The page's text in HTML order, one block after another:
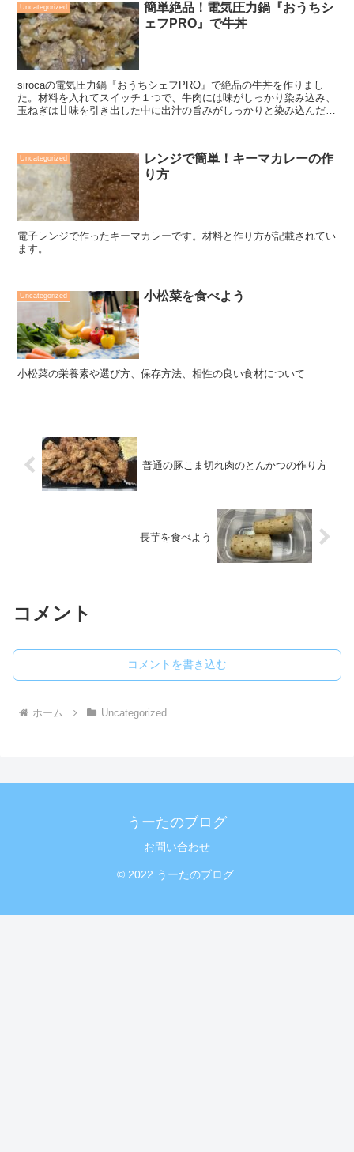
Uncategorized
簡単絶品！電気圧力鍋『おうちシ
ェフPRO』で牛丼
sirocaの電気圧力鍋『おうちシェフPRO』で絶品の牛丼を作りまし
た。材料を入れてスイッチ１つで、牛肉には味がしっかり染み込み、
玉ねぎは甘味を引き出した中に出汁の旨みがしっかりと染み込んだ絶
Uncategorized
レンジで簡単！キーマカレーの作
り方
電子レンジで作ったキーマカレーです。材料と作り方が記載されてい
ます。
Uncategorized 小松菜を食べよう
小松菜の栄養素や選び方、保存方法、相性の良い食材について
普通の豚こま切れ肉のとんかつの作り方
長芋を食べよう
コメント
コメントを書き込む
ホーム Uncategorized
うーたのブログ
お問い合わせ
© 2022 うーたのブログ.